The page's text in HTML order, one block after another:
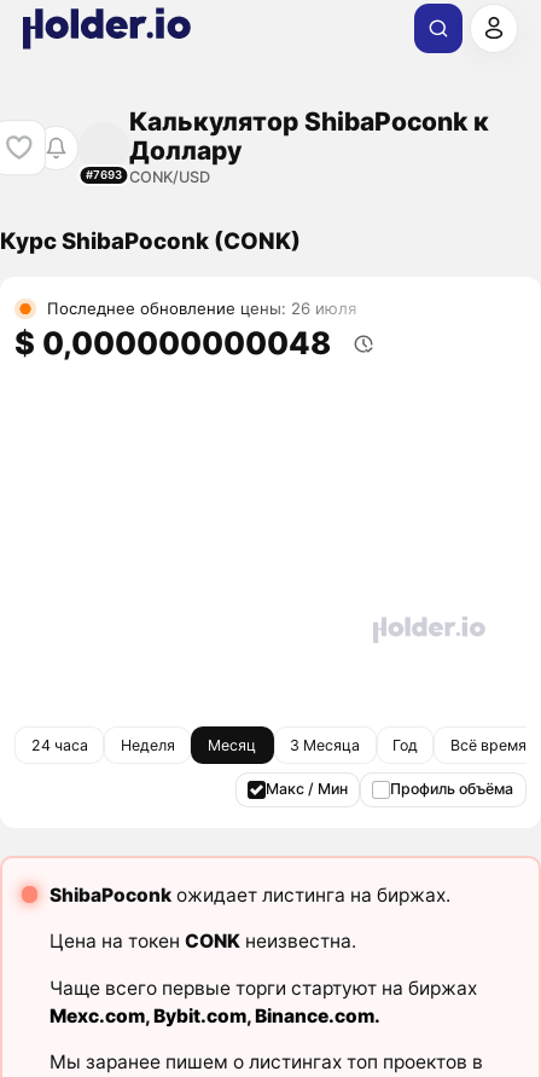
#7693
Калькулятор ShibaPoconk к
Доллару
CONK/USD
Курс ShibaPoconk (CONK)
Последнее обновление цены: 26 июля
$ 0,000000000048
24 часа Неделя Месяц 3 Месяца Год Всё время
Макс / Мин Профиль объёма
ShibaPoconkожидает листинга на биржах.
Цена на токен CONKнеизвестна.
Чаще всего первые торги стартуют на биржах
Mexc.com,Bybit.com,Binance.com.
Мы заранее пишем о листингах топ проектов в